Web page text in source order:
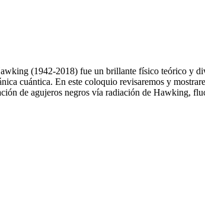
(1942-2018) fue un brillante físico teórico y
cuántica. En este coloquio revisaremos y
de agujeros negros vía radiación de Hawking,